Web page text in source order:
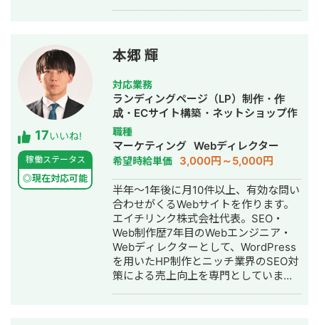
ケ支援会社（当時社員7名）にインター
ンとして参画し、案件獲得に向けた自
社集客（SEO・Web広告運用・LP制
作・YouTubeチャンネル運用・メール
マーケティング等）を担当。 2022年3
月 名古屋大学理学部数学科卒。 2022
年4月〜 Webマーケ会社勤務。人材
系クライアントを主に担当。 2024年11
月 これまでの経験を活かして独立し、
株式会社プラマーケを設立。 ホームペ
ージ：https://plumarke.co.jp/ ■実績
（※一部抜粋） #広告運用 ・出張買取
サービスにて、ROAS350%など、好調
な事例が複数あり。 ・StockSun営業
代行サービス「カリトルくん」、
StockSunサロンの広告運用を担当。
・ベンチャー企業~大手企業のWebマ
ーケティング支援に携わり、Web広告
17いいね!
稼働ステータス
◎現在対応可能
本郷 輝
対応業務
ランディングページ（LP）制作・作
成・ECサイト構築・ネットショップ作
成代行・SEO対策・記事作成代行・ラ
イティング・ホームページ制作・作
成・オウンドメディア制作・構築・運
用代行
職種
マーケティング Webディレクター
希望時給単価 3,000円～5,000円
半年～1年後に月10件以上、有効な問い
合わせがくるWebサイトを作ります。
エイチリンク株式会社代表。SEO・
Web制作歴7年目のWebエンジニア・
Webディレクターとして、WordPress
を用いたHP制作とニッチ業界のSEO対
策による売上向上を専門としていま